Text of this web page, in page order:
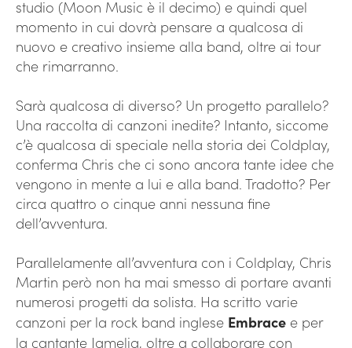
studio (Moon Music è il decimo) e quindi quel
momento in cui dovrà pensare a qualcosa di
nuovo e creativo insieme alla band, oltre ai tour
che rimarranno.
Sarà qualcosa di diverso? Un progetto parallelo?
Una raccolta di canzoni inedite? Intanto, siccome
c’è qualcosa di speciale nella storia dei Coldplay,
conferma Chris che ci sono ancora tante idee che
vengono in mente a lui e alla band. Tradotto? Per
circa quattro o cinque anni nessuna fine
dell’avventura.
Parallelamente all’avventura con i Coldplay, Chris
Martin però non ha mai smesso di portare avanti
numerosi progetti da solista. Ha scritto varie
canzoni per la rock band inglese Embrace e per
la cantante Jamelia, oltre a collaborare con